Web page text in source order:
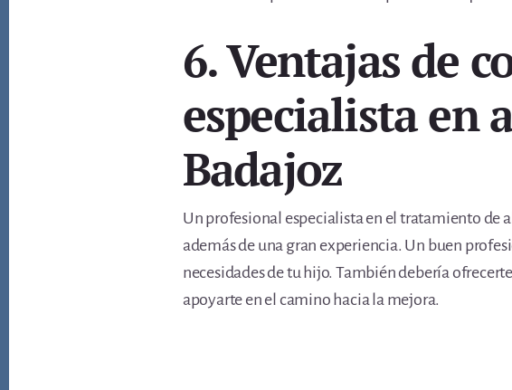
6. Ventajas de
especialista en
Badajoz
Un profesional especialista en el tratamiento de
además de una gran experiencia. Un buen
necesidades de tu hijo. También debería
apoyarte en el camino hacia la mejora.